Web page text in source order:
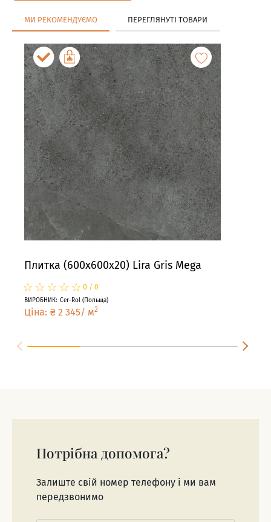
МИ РЕКОМЕНДУЄМО ПЕРЕГЛЯНУТІ ТОВАРИ
Плитка (600x600x20) Lira Gris Mega
☆
★☆
★☆
★☆
★☆
★ 0 / 0
ВИРОБНИК: Cer-Rol (Польща)
Ціна: ₴ 2 345/ м2
Потрібна допомога?
Залиште свій номер телефону і ми вам
передзвонимо